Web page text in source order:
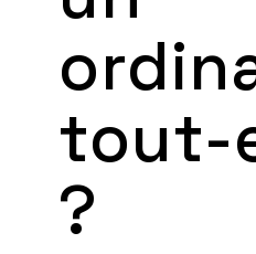
tout-
?